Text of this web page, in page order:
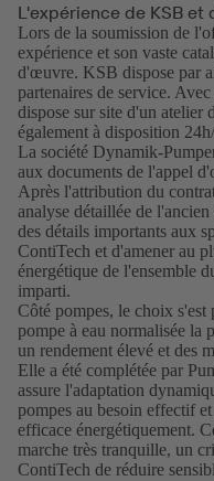
L'expérience de KSB
Lors de la soumission de
expérience et son vaste
d'œuvre. KSB dispose par
partenaires de service.
dispose sur site d'un atelier
également à disposition
La société Dynamik-
aux documents de l'appel
Après l'attribution du
analyse détaillée de
des détails importants aux
ContiTech et d'amener au
énergétique de l'ensemble
imparti.
Côté pompes, le choix s'est
pompe à eau normalisée la
un rendement élevé et des
Elle a été complétée par
assure l'adaptation
pompes au besoin effectif
efficace énergétiquement.
marche très tranquille, un
ContiTech de réduire